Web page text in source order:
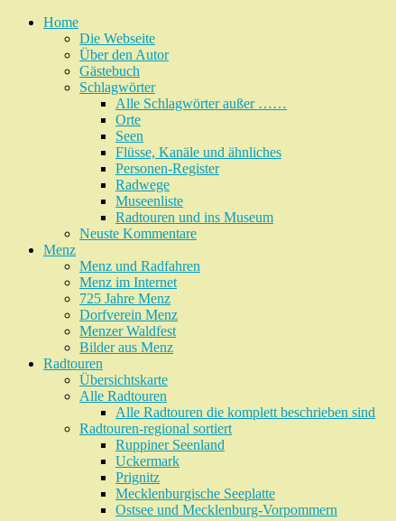
Home
Die Webseite
Über den Autor
Gästebuch
Schlagwörter
Alle Schlagwörter außer ……
Orte
Seen
Flüsse, Kanäle und ähnliches
Personen-Register
Radwege
Museenliste
Radtouren und ins Museum
Neuste Kommentare
Menz
Menz und Radfahren
Menz im Internet
725 Jahre Menz
Dorfverein Menz
Menzer Waldfest
Bilder aus Menz
Radtouren
Übersichtskarte
Alle Radtouren
Alle Radtouren die komplett beschrieben sind
Radtouren-regional sortiert
Ruppiner Seenland
Uckermark
Prignitz
Mecklenburgische Seeplatte
Ostsee und Mecklenburg-Vorpommern